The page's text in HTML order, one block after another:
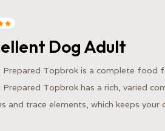
Dog Adult
Prepared Topbrok is a complete food
Prepared Topbrok has a rich, varied
and trace elements, which keeps